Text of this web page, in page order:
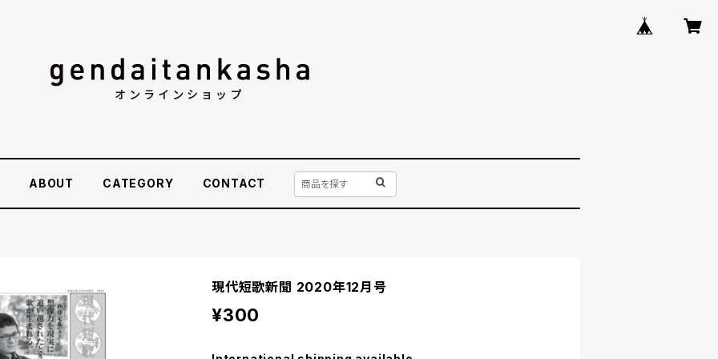
ABOUT CATEGORY CONTACT
現代短歌新聞 2020年12月号
¥300